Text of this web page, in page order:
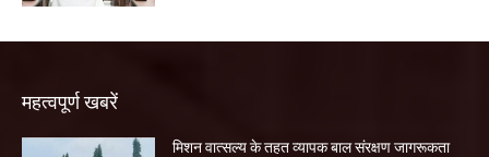
महत्वपूर्ण खबरें
मिशन वात्सल्य के तहत व्यापक बाल संरक्षण जागरूकता